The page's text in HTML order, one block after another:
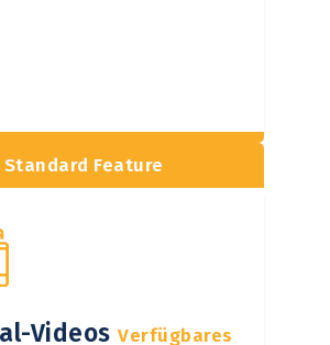
Standard Feature
Videos Verfügbares